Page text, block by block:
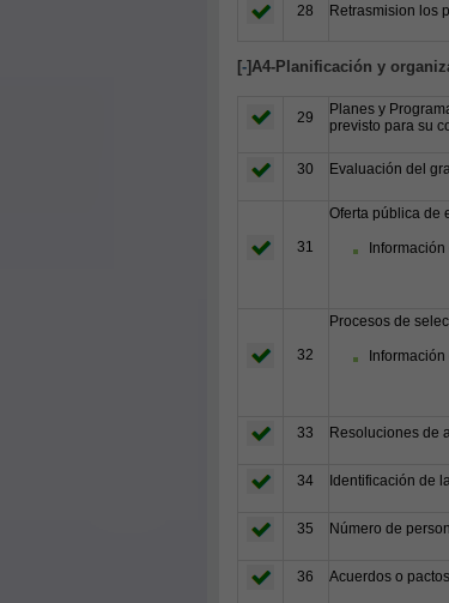
28 Retrasmision los
[-]A4-Planificación y
29
Planes y
previsto para su
30 Evaluación del
31
Oferta pública de
32
Procesos de
33 Resoluciones de
34 Identificación de
35 Número de
36 Acuerdos o